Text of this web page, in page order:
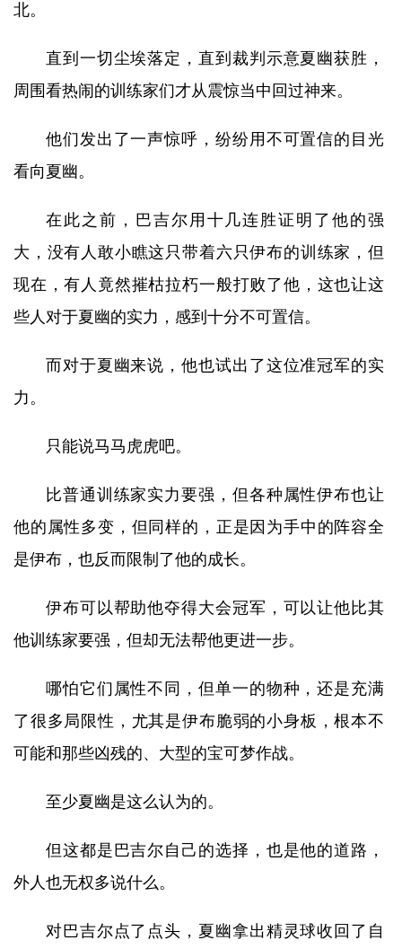
北。
直到一切尘埃落定，直到裁判示意夏幽获胜，
周围看热闹的训练家们才从震惊当中回过神来。
他们发出了一声惊呼，纷纷用不可置信的目光
看向夏幽。
在此之前，巴吉尔用十几连胜证明了他的强
大，没有人敢小瞧这只带着六只伊布的训练家，但
现在，有人竟然摧枯拉朽一般打败了他，这也让这
些人对于夏幽的实力，感到十分不可置信。
而对于夏幽来说，他也试出了这位准冠军的实
力。
只能说马马虎虎吧。
比普通训练家实力要强，但各种属性伊布也让
他的属性多变，但同样的，正是因为手中的阵容全
是伊布，也反而限制了他的成长。
伊布可以帮助他夺得大会冠军，可以让他比其
他训练家要强，但却无法帮他更进一步。
哪怕它们属性不同，但单一的物种，还是充满
了很多局限性，尤其是伊布脆弱的小身板，根本不
可能和那些凶残的、大型的宝可梦作战。
至少夏幽是这么认为的。
但这都是巴吉尔自己的选择，也是他的道路，
外人也无权多说什么。
对巴吉尔点了点头，夏幽拿出精灵球收回了自